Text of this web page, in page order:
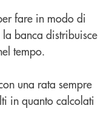
fare in modo di
banca distribuisce
tempo.
una rata sempre
in quanto calcolati